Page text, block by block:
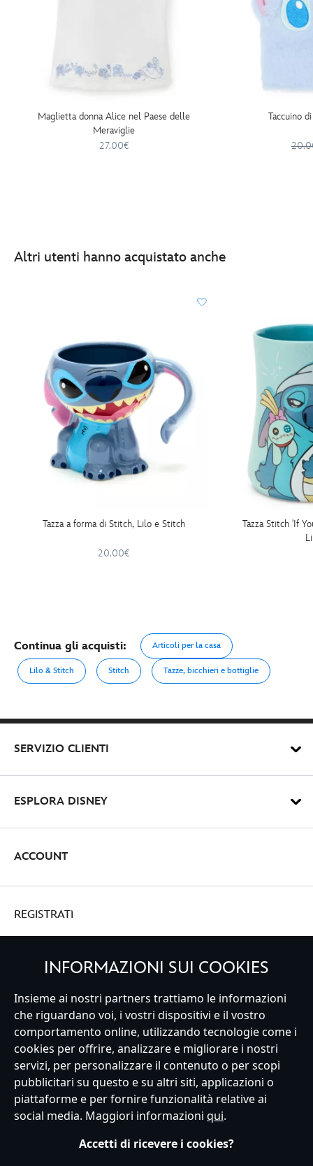
Maglietta donna Alice nel Paese delle
Meraviglie
27.00€
Taccuino
Altri utenti hanno acquistato anche
Tazza a forma di Stitch, Lilo e Stitch
20.00€
Tazza Stitch 'If
Continua gli acquisti: Articoli per la casa
Lilo & Stitch Stitch Tazze, bicchieri e bottiglie
SERVIZIO CLIENTI
ESPLORA DISNEY
ACCOUNT
REGISTRATI
Italy
Servizio Clienti Termini d'Uso Trova Negozio
Mappa del Sito
Normativa Europea sul trattamento dei dati personali
Informativa sulla privacy
Politica dei Cookie
Informativa sulla privacy UE
Termini e Condizioni generali
Gestisci le impostazioni dei Cookies
s172 Statements
INFORMAZIONI SUI COOKIES
Insieme ai nostri partners trattiamo le informazioni
che riguardano voi, i vostri dispositivi e il vostro
comportamento online, utilizzando tecnologie come i
cookies per offrire, analizzare e migliorare i nostri
servizi, per personalizzare il contenuto o per scopi
pubblicitari su questo e su altri siti, applicazioni o
piattaforme e per fornire funzionalità relative ai
social media. Maggiori informazioni qui.
Accetti di ricevere i cookies?